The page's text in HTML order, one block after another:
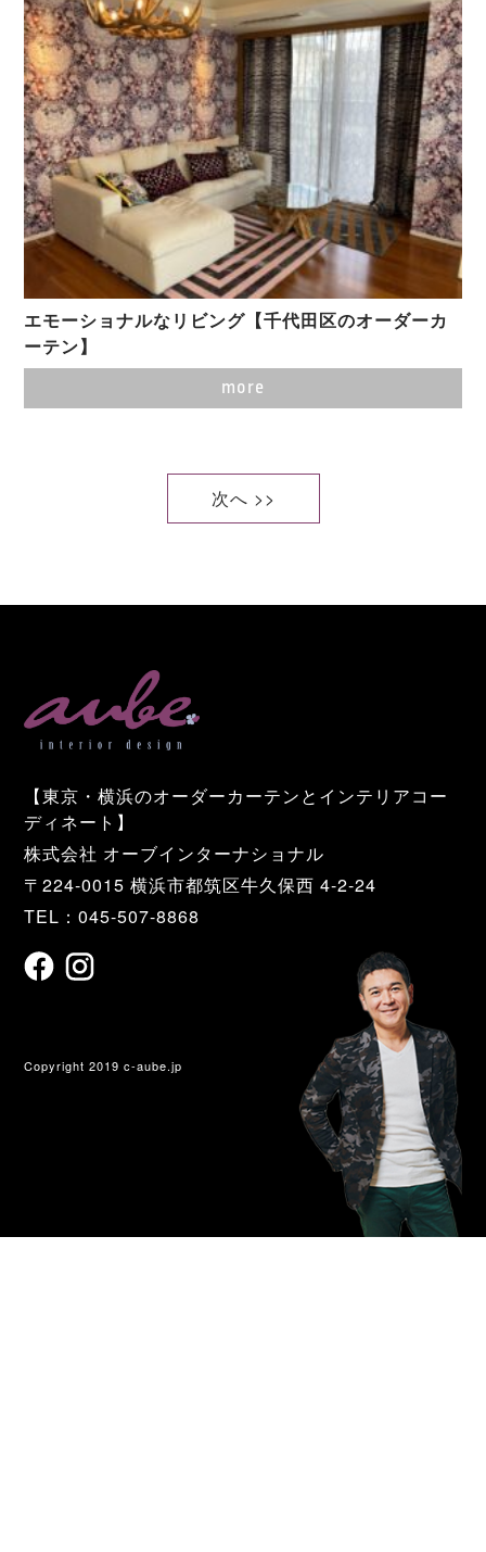
エモーショナルなリビング【千代田区のオーダーカ
ーテン】
more
次へ >>
【東京・横浜のオーダーカーテンとインテリアコー
ディネート】
株式会社 オーブインターナショナル
〒224-0015 横浜市都筑区牛久保西 4-2-24
TEL：045-507-8868
Copyright 2019 c-aube.jp